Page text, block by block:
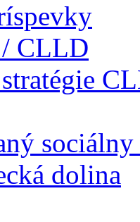
CLLD
dolina